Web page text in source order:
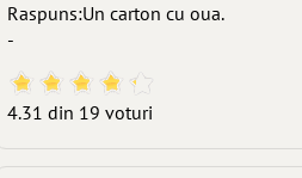
Raspuns:Un carton cu oua.
-
4.31 din 19 voturi